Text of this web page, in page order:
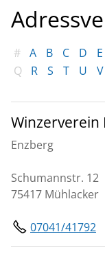
# A B C D E
Q
R S T U V
Winzerverein
Enzberg
Schumannstr. 12
75417 Mühlacker
07041/41792